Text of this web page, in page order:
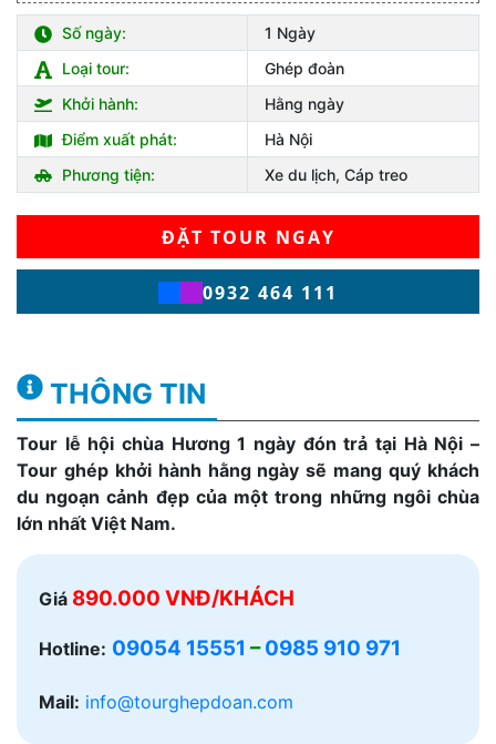
Số ngày:
1 Ngày
Loại tour:
Ghép đoàn
Khởi hành:
Hằng ngày
Điểm xuất phát:
Hà Nội
Phương tiện:
Xe du lịch, Cáp treo
ĐẶT TOUR NGAY
0932 464 111
THÔNG TIN
Tour lễ hội chùa Hương 1 ngày đón trả tại Hà Nội –
Tour ghép khởi hành hằng ngày sẽ mang quý khách
du ngoạn cảnh đẹp của một trong những ngôi chùa
lớn nhất Việt Nam.
Giá 890.000 VNĐ/KHÁCH
Hotline: 09054 15551 –0985 910 971
Mail: info@tourghepdoan.com